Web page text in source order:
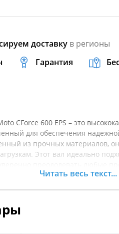
доставку в регионы
Гарантия
CForce 600 EPS – это
для обеспечения
из прочных материалов,
Этот вал идеально
эксплуатационные
чтобы гарантировать
Читать весь текст...